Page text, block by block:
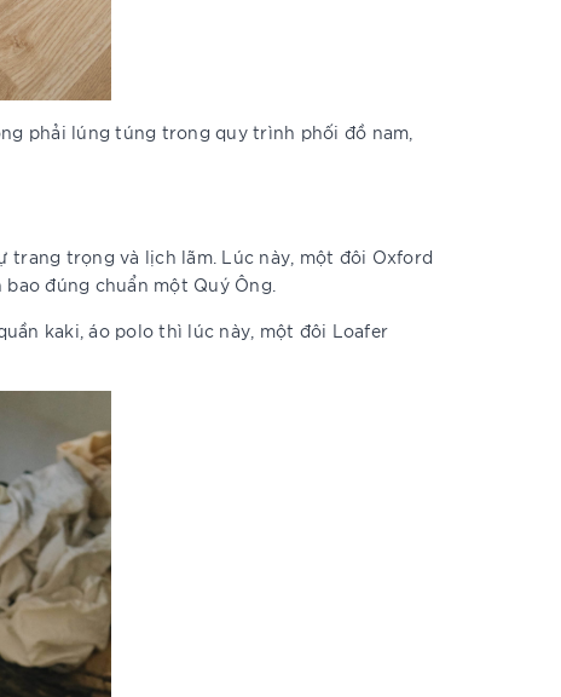
phải lúng túng trong quy trình phối đồ nam,
trang trọng và lịch lãm. Lúc này, một đôi Oxford
đúng chuẩn một Quý Ông.
kaki, áo polo thì lúc này, một đôi Loafer